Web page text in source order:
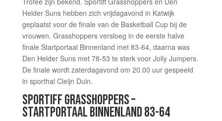
Helder Suns hebben zich vrijdagavond in Katwijk
geplaatst voor de finale van de Basketball Cup bij de
vrouwen. Grasshoppers versloeg in de eerste halve
finale Startportaal Binnenland met 83-64, daarna was
Den Helder Suns met 78-53 te sterk voor Jolly Jumpers.
De finale wordt zaterdagavond om 20.00 uur gespeeld
in sporthal Cleijn Duin.
SPORTIFF GRASSHOPPERS –
STARTPORTAAL BINNENLAND 83-64